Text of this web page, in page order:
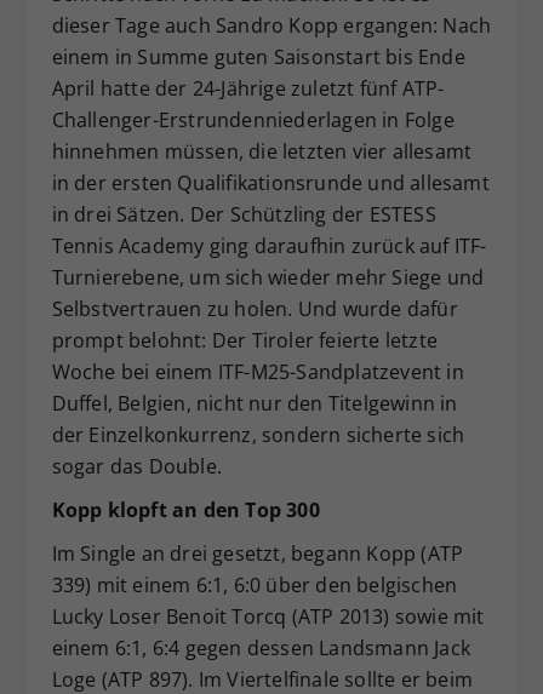
dieser Tage auch Sandro Kopp ergangen: Nach
einem in Summe guten Saisonstart bis Ende
April hatte der 24-Jährige zuletzt fünf ATP-
Challenger-Erstrundenniederlagen in Folge
hinnehmen müssen, die letzten vier allesamt
in der ersten Qualifikationsrunde und allesamt
in drei Sätzen. Der Schützling der ESTESS
Tennis Academy ging daraufhin zurück auf ITF-
Turnierebene, um sich wieder mehr Siege und
Selbstvertrauen zu holen. Und wurde dafür
prompt belohnt: Der Tiroler feierte letzte
Woche bei einem ITF-M25-Sandplatzevent in
Duffel, Belgien, nicht nur den Titelgewinn in
der Einzelkonkurrenz, sondern sicherte sich
sogar das Double.
Kopp klopft an den Top 300
Im Single an drei gesetzt, begann Kopp (ATP
339) mit einem 6:1, 6:0 über den belgischen
Lucky Loser Benoit Torcq (ATP 2013) sowie mit
einem 6:1, 6:4 gegen dessen Landsmann Jack
Loge (ATP 897). Im Viertelfinale sollte er beim
Zweck
Dieser Wert speichert Ihre Consent-
Einstellungen. Unter anderem eine
zufällig generierte ID, für die
historische Speicherung Ihrer
vorgenommen Einstellungen, falls der
Webseiten-Betreiber dies eingestellt
hat.